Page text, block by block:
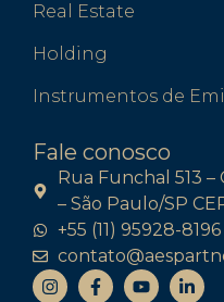
Real Estate
Holding
Instrumentos de
Fale conosco
Rua Funchal 513 –
– São Paulo/SP
+55 (11) 95928-8196